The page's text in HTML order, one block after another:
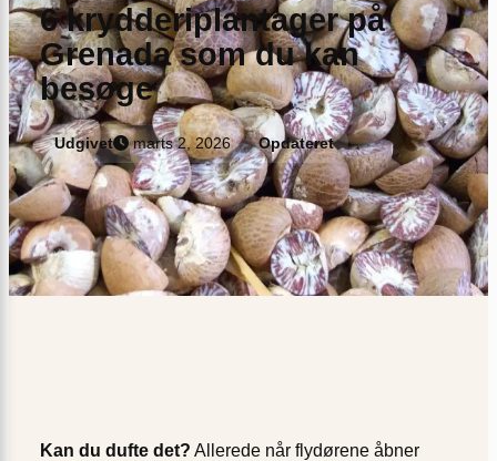
6 krydderiplantager på
Grenada som du kan
besøge
Udgivet marts 2, 2026 Opdateret
Kan du dufte det? Allerede når flydørene åbner